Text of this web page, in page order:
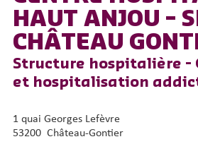
HAUT ANJOU –
CHÂTEAU
Structure hospitalière -
et hospitalisation
1 quai Georges Lefèvre
53200 Château-Gontier